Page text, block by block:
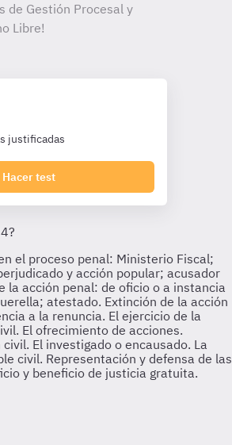
de Gestión Procesal y
Libre!
justificadas
Hacer test